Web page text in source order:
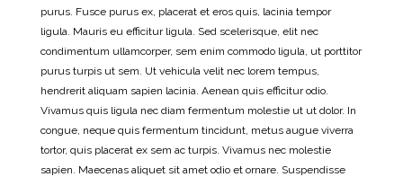
purus. Fusce purus ex, placerat et eros quis, lacinia tempor
ligula. Mauris eu efficitur ligula. Sed scelerisque, elit nec
condimentum ullamcorper, sem enim commodo ligula, ut porttitor
purus turpis ut sem. Ut vehicula velit nec lorem tempus,
hendrerit aliquam sapien lacinia. Aenean quis efficitur odio.
Vivamus quis ligula nec diam fermentum molestie ut ut dolor. In
congue, neque quis fermentum tincidunt, metus augue viverra
tortor, quis placerat ex sem ac turpis. Vivamus nec molestie
sapien. Maecenas aliquet sit amet odio et ornare. Suspendisse